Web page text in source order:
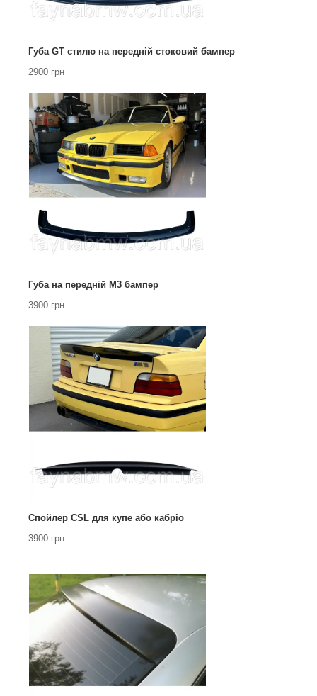
Губа GT стилю на передній стоковий бампер
2900 грн
Губа на передній М3 бампер
3900 грн
Спойлер CSL для купе або кабріо
3900 грн